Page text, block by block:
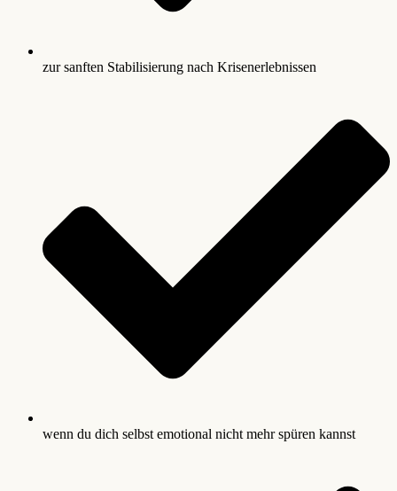
zur sanften Stabilisierung nach Krisenerlebnissen
wenn du dich selbst emotional nicht mehr spüren kannst